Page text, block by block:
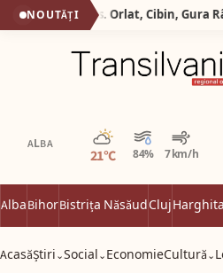
NOUTĂȚI
ALBA
21°C 84% 7 km/h
Parțial noros
AlbaBihorBistrița NăsăudClujHarghita
AcasăȘtiri ⌄Social ⌄ EconomieCultură ⌄